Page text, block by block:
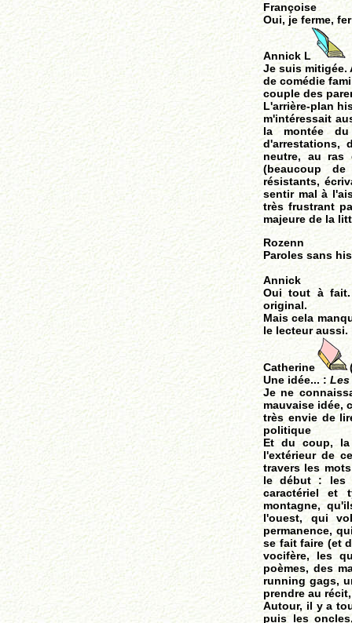
Françoise
Oui, je ferme,
Annick L
Je suis mitigée.
de comédie
couple des
L'arrière-plan
m'intéressait
la montée
d'arrestations,
neutre, au ras
(beaucoup de
résistants,
sentir mal à
très frustrant
majeure de la
Rozenn
Paroles sans
Annick
Oui tout à
original.
Mais cela
le lecteur aussi.
Catherine
Une idée... : Les
Je ne
mauvaise idée,
très envie de
politique
Et du coup,
l'extérieur de
travers les
le début : les
caractériel et
montagne,
l'ouest, qui
permanence,
se fait faire (et
vocifère, les
poèmes, des
running gags,
prendre au
Autour, il y a
puis les